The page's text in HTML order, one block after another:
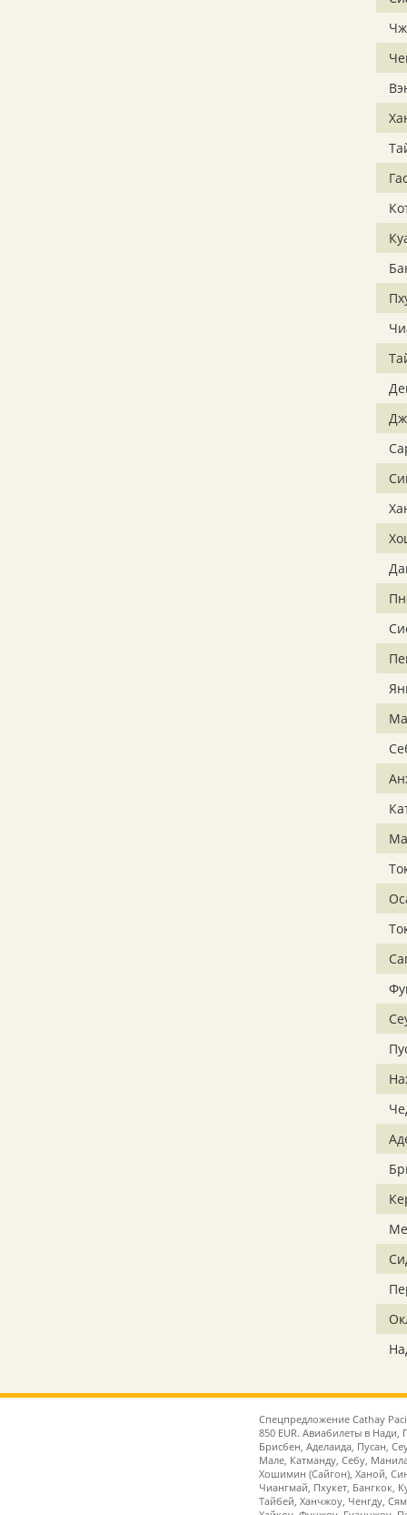
Спецпредложение Cathay
850 EUR. Авиабилеты в
Брисбен, Аделаида, Пусан,
Мале, Катманду, Себу,
Хошимин (Сайгон), Ханой,
Чиангмай, Пхукет, Бангкок,
Тайбей, Ханчжоу, Ченгду,